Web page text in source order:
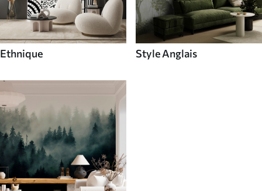
Ethnique Style Anglais